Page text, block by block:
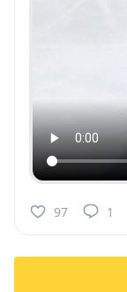
97 1